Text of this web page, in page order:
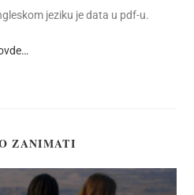
jeziku je data u pdf-u.
ZANIMATI